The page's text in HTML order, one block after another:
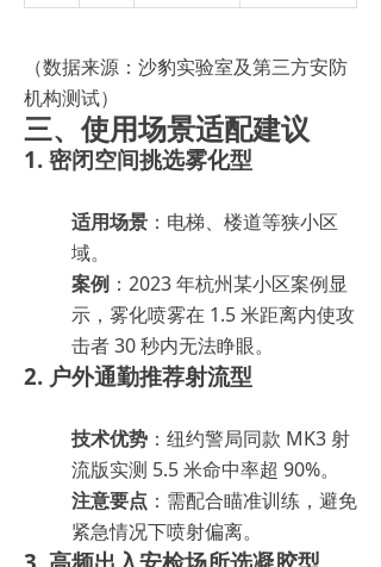
（数据来源：沙豹实验室及第三方安防
机构测试）
三、使用场景适配建议
1. 密闭空间挑选雾化型
适用场景 ：电梯、楼道等狭小区
域。
案例 ：2023 年杭州某小区案例显
示，雾化喷雾在 1.5 米距离内使攻
击者 30 秒内无法睁眼。
2. 户外通勤推荐射流型
技术优势 ：纽约警局同款 MK3 射
流版实测 5.5 米命中率超 90%。
注意要点 ：需配合瞄准训练，避免
紧急情况下喷射偏离。